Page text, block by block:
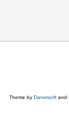
Theme by Danetsoft and